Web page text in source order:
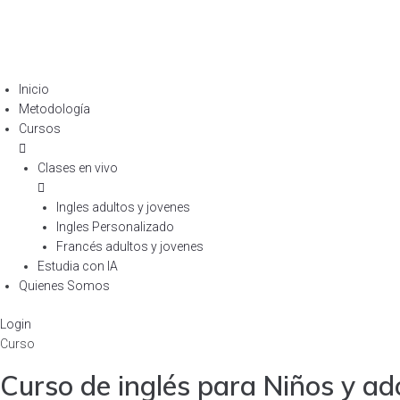
Inicio
Metodología
Cursos
Clases en vivo
Ingles adultos y jovenes
Ingles Personalizado
Francés adultos y jovenes
Estudia con IA
Quienes Somos
Login
Curso
Curso de inglés para Niños y